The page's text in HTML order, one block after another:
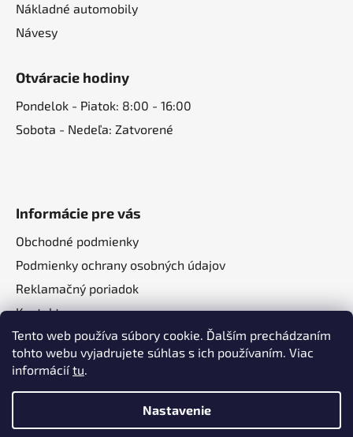
Tento web používa súbory cookie. Ďalším prechádzaním
tohto webu vyjadrujete súhlas s ich používaním. Viac
informáciítu.
Nastavenie
Nákladné automobily
Návesy
Otváracie hodiny
Pondelok - Piatok: 8:00 - 16:00
Sobota - Nedeľa: Zatvorené
Informácie pre vás
Obchodné podmienky
Podmienky ochrany osobných údajov
Reklamačný poriadok
Kontakt
O nás